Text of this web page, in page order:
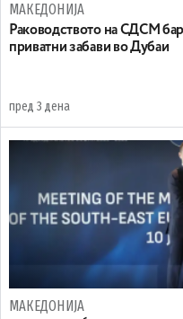
МАКЕДОНИЈА
Раководството на СДСМ
приватни забави во Дубаи
пред 3 дена
МАКЕДОНИЈА